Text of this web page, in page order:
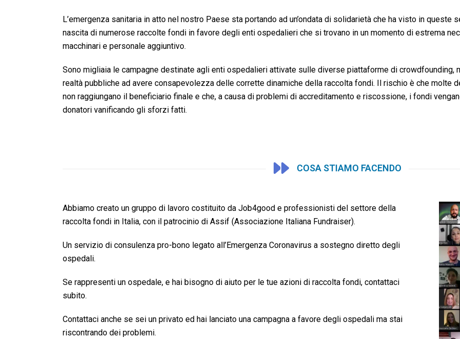
L’emergenza sanitaria in atto nel nostro Paese sta portando ad un’ondata di solidarietà che ha visto in queste
nascita di numerose raccolte fondi in favore degli enti ospedalieri che si trovano in un momento di estrema
macchinari e personale aggiuntivo.
Sono migliaia le campagne destinate agli enti ospedalieri attivate sulle diverse piattaforme di crowdfounding,
realtà pubbliche ad avere consapevolezza delle corrette dinamiche della raccolta fondi. Il rischio è che molte
non raggiungano il beneficiario finale e che, a causa di problemi di accreditamento e riscossione, i fondi
donatori vanificando gli sforzi fatti.
COSA STIAMO FACENDO
Abbiamo creato un gruppo di lavoro costituito da Job4good e professionisti del settore della
raccolta fondi in Italia, con il patrocinio di Assif (Associazione Italiana Fundraiser).
Un servizio di consulenza pro-bono legato all’Emergenza Coronavirus a sostegno diretto degli
ospedali.
Se rappresenti un ospedale, e hai bisogno di aiuto per le tue azioni di raccolta fondi, contattaci
subito.
Contattaci anche se sei un privato ed hai lanciato una campagna a favore degli ospedali ma stai
riscontrando dei problemi.